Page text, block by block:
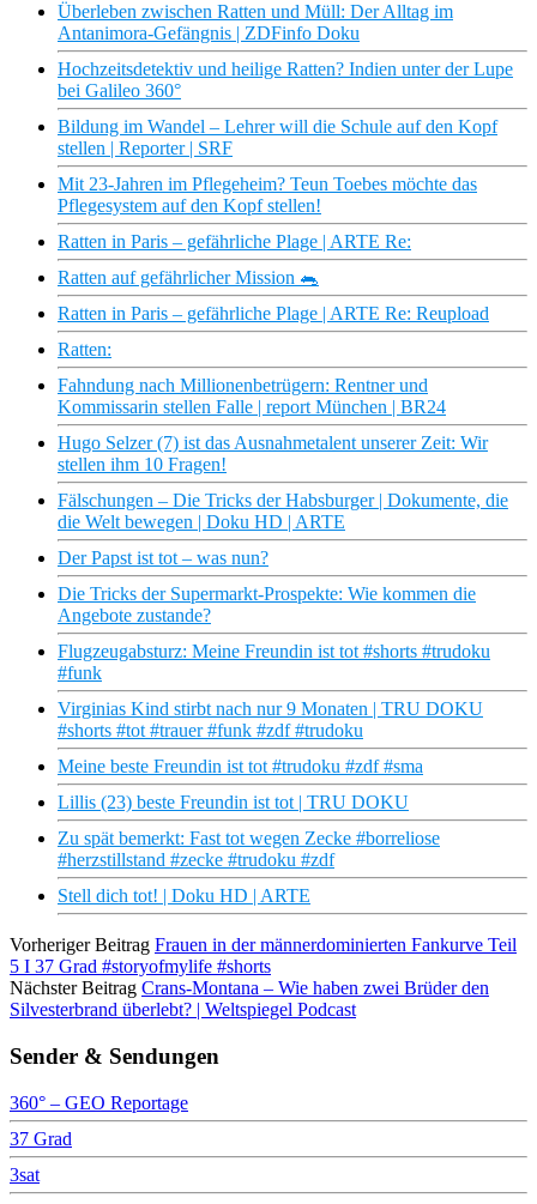
Überleben zwischen Ratten und Müll: Der Alltag im
Antanimora-Gefängnis | ZDFinfo Doku
Hochzeitsdetektiv und heilige Ratten? Indien unter der Lupe
bei Galileo 360°
Bildung im Wandel – Lehrer will die Schule auf den Kopf
stellen | Reporter | SRF
Mit 23-Jahren im Pflegeheim? Teun Toebes möchte das
Pflegesystem auf den Kopf stellen!
Ratten in Paris – gefährliche Plage | ARTE Re:
Ratten auf gefährlicher Mission 🐀
Ratten in Paris – gefährliche Plage | ARTE Re: Reupload
Ratten:
Fahndung nach Millionenbetrügern: Rentner und
Kommissarin stellen Falle | report München | BR24
Hugo Selzer (7) ist das Ausnahmetalent unserer Zeit: Wir
stellen ihm 10 Fragen!
Fälschungen – Die Tricks der Habsburger | Dokumente, die
die Welt bewegen | Doku HD | ARTE
Der Papst ist tot – was nun?
Die Tricks der Supermarkt-Prospekte: Wie kommen die
Angebote zustande?
Flugzeugabsturz: Meine Freundin ist tot #shorts #trudoku
#funk
Virginias Kind stirbt nach nur 9 Monaten | TRU DOKU
#shorts #tot #trauer #funk #zdf #trudoku
Meine beste Freundin ist tot #trudoku #zdf #sma
Lillis (23) beste Freundin ist tot | TRU DOKU
Zu spät bemerkt: Fast tot wegen Zecke #borreliose
#herzstillstand #zecke #trudoku #zdf
Stell dich tot! | Doku HD | ARTE
Vorheriger Beitrag Frauen in der männerdominierten Fankurve Teil
5 I 37 Grad #storyofmylife #shorts
Nächster Beitrag Crans-Montana – Wie haben zwei Brüder den
Silvesterbrand überlebt? | Weltspiegel Podcast
Sender & Sendungen
360° – GEO Reportage
37 Grad
3sat